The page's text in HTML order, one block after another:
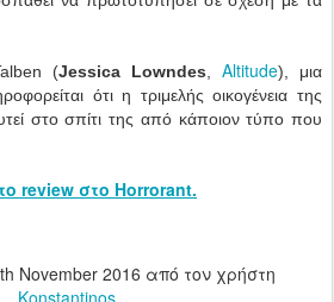
(Jessica Lowndes Altitude), μια
ότι η τριμελής οικογένεια της
στο σπίτι της από κάποιον τύπο που
review στο Horrorant.
November 2016 από τον χρήστη